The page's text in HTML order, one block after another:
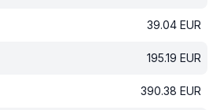
39.04 EUR
195.19 EUR
390.38 EUR